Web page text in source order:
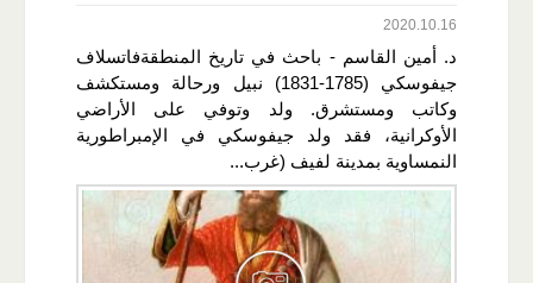
2020.10.16
د. أمين القاسم - باحث في تاريخ المنطقةفاتسلاف
جيفوسكي (1785-1831) نبيل ورحالة ومستكشف
وكاتب ومستشرق. ولد وتوفي على الأراضي
الأوكرانية، فقد ولد جيفوسكي في الإمبراطورية
النمساوية بمدينة لفيف (غرب...